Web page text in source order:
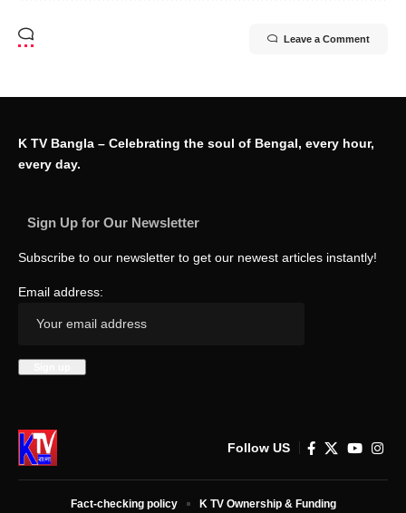
Leave a Comment
K TV Bangla – Celebrating the soul of Bengal, every hour,
every day.
Sign Up for Our Newsletter
Subscribe to our newsletter to get our newest articles instantly!
Email address:
Follow US
Fact-checking policy K TV Ownership & Funding